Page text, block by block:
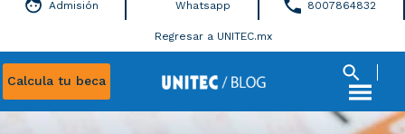
Calcula tu beca
Admisión Whatsapp 8007864832
Regresar a UNITEC.mx